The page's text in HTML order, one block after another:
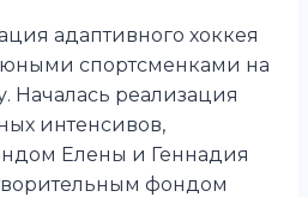
адаптивного хоккея
юными спортсменками на
Началась реализация
интенсивов,
Елены и Геннадия
фондом